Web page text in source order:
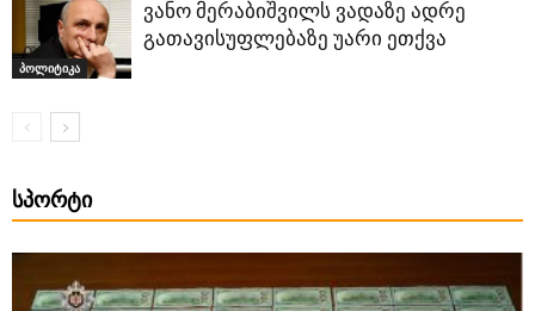
პოლიტიკა
ვანო მერაბიშვილს ვადაზე ადრე
გათავისუფლებაზე უარი ეთქვა
ᲡᲞᲝᲠᲢᲘ